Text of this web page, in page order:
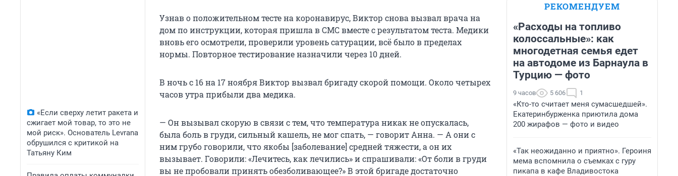
«Если сверху летит ракета и
сжигает мой товар, то это не
мой риск». Основатель Levrana
обрушился с критикой на
Татьяну Ким
Узнав о положительном тесте на коронавирус, Виктор снова вызвал врача на
дом по инструкции, которая пришла в СМС вместе с результатом теста. Медики
вновь его осмотрели, проверили уровень сатурации, всё было в пределах
нормы. Повторное тестирование назначили через 10 дней.
В ночь с 16 на 17 ноября Виктор вызвал бригаду скорой помощи. Около четырех
часов утра прибыли два медика.
— Он вызывал скорую в связи с тем, что температура никак не опускалась,
была боль в груди, сильный кашель, не мог спать, — говорит Анна. — А они с
ним грубо говорили, что якобы [заболевание] средней тяжести, а он их
вызывает. Говорили: «Лечитесь, как лечились» и спрашивали: «От боли в груди
вы не пробовали принять обезболивающее?» В этой бригаде достаточно
РЕКОМЕНДУЕМ
«Расходы на топливо
колоссальные»: как
многодетная семья едет
на автодоме из Барнаула в
Турцию — фото
9 часов 5 606 1
«Кто-то считает меня сумасшедшей».
Екатеринбурженка приютила дома
200 жирафов — фото и видео
«Так неожиданно и приятно». Героиня
мема вспомнила о съемках с гуру
пикапа в кафе Владивостока